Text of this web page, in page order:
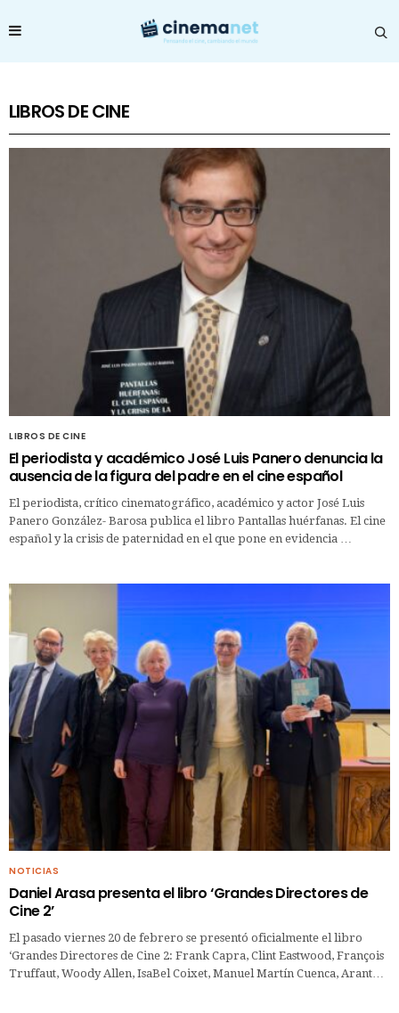
LIBROS DE CINE
LIBROS DE CINE
El periodista y académico José Luis Panero denuncia la
ausencia de la figura del padre en el cine español
El periodista, crítico cinematográfico, académico y actor José Luis
Panero González- Barosa publica el libro Pantallas huérfanas. El cine
español y la crisis de paternidad en el que pone en evidencia …
NOTICIAS
Daniel Arasa presenta el libro ‘Grandes Directores de
Cine 2’
El pasado viernes 20 de febrero se presentó oficialmente el libro
‘Grandes Directores de Cine 2: Frank Capra, Clint Eastwood, François
Truffaut, Woody Allen, IsaBel Coixet, Manuel Martín Cuenca, Arant…